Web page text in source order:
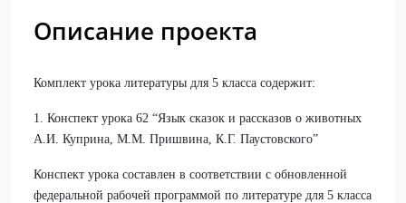
Описание проекта
Комплект урока литературы для 5 класса содержит:
1. Конспект урока 62 “Язык сказок и рассказов о животных
А.И. Куприна, М.М. Пришвина, К.Г. Паустовского”
Конспект урока составлен в соответствии с обновленной
федеральной рабочей программой по литературе для 5 класса